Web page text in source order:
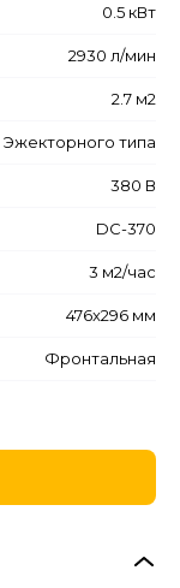
0.5 кВт
2930 л/мин
2.7 м2
Эжекторного типа
380 В
DC-370
3 м2/час
476x296 мм
Фронтальная